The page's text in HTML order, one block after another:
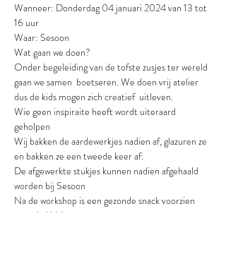
Wanneer: Donderdag 04 januari 2024 van 13 tot
16 uur
Waar: Sesoon
Wat gaan we doen?
Onder begeleiding van de tofste zusjes ter wereld
gaan we samen  boetseren. We doen vrij atelier
dus de kids mogen zich creatief  uitleven.
Wie geen inspiraite heeft wordt uiteraard
geholpen
Wij bakken de aardewerkjes nadien af, glazuren ze
en bakken ze een tweede keer af.
De afgewerkte stukjes kunnen nadien afgehaald
worden bij Sesoon
Na de workshop is een gezonde snack voorzien
voor de kids!